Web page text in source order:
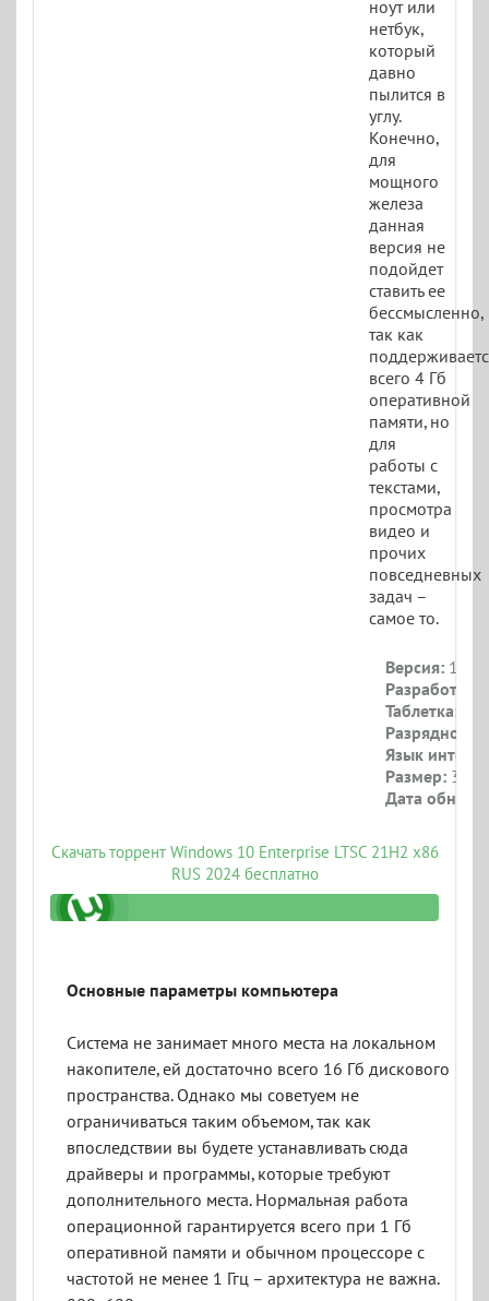
ноут или
нетбук,
который
давно
пылится в
углу.
Конечно,
для
мощного
железа
данная
версия не
подойдет
ставить ее
бессмысленно,
так как
всего 4 Гб
оперативной
памяти, но
для
работы с
текстами,
просмотра
видео и
прочих
повседневных
задач –
самое то.
Версия:
Разработчик:
Таблетка:
Разрядность:
Язык
Размер: 3.2
Дата
Скачать торрент Windows 10 Enterprise LTSC 21H2 x86
RUS 2024 бесплатно
Основные параметры компьютера
Система не занимает много места на локальном
накопителе, ей достаточно всего 16 Гб дискового
пространства. Однако мы советуем не
ограничиваться таким объемом, так как
впоследствии вы будете устанавливать сюда
драйверы и программы, которые требуют
дополнительного места. Нормальная работа
операционной гарантируется всего при 1 Гб
оперативной памяти и обычном процессоре с
частотой не менее 1 Ггц – архитектура не важна.